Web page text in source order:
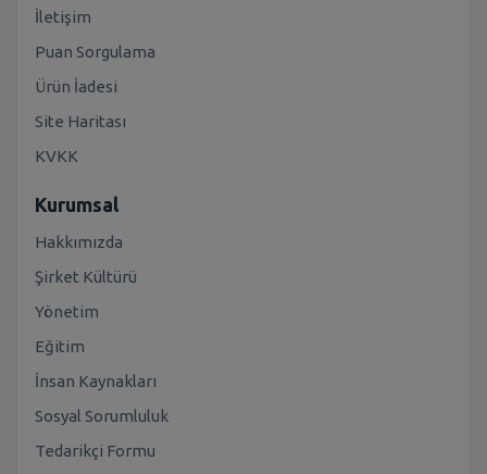
İletişim
Puan Sorgulama
Ürün İadesi
Site Haritası
KVKK
Kurumsal
Hakkımızda
Şirket Kültürü
Yönetim
Eğitim
İnsan Kaynakları
Sosyal Sorumluluk
Tedarikçi Formu